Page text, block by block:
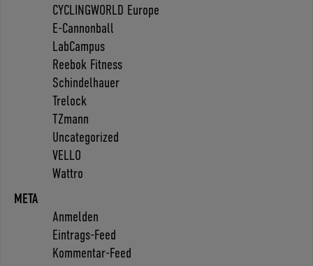
CYCLINGWORLD Europe
E-Cannonball
LabCampus
Reebok Fitness
Schindelhauer
Trelock
TZmann
Uncategorized
VELLO
Wattro
META
Anmelden
Eintrags-Feed
Kommentar-Feed